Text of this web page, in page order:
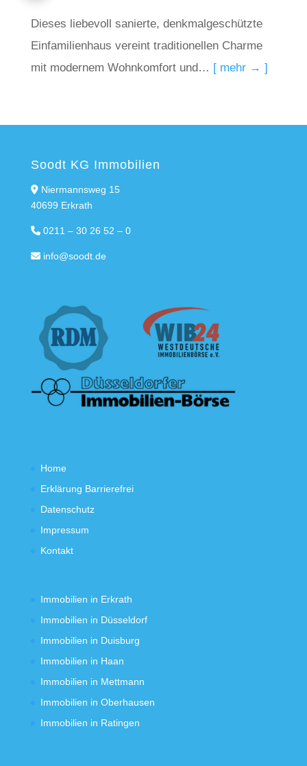
Dieses liebevoll sanierte, denkmalgeschützte
Einfamilienhaus vereint traditionellen Charme
mit modernem Wohnkomfort und… [ mehr → ]
Soodt KG Immobilien
Niermannsweg 15
40699 Erkrath
0211 – 30 26 52 – 0
info@soodt.de
Home
Erklärung Barrierefrei
Datenschutz
Impressum
Kontakt
Immobilien in Erkrath
Immobilien in Düsseldorf
Immobilien in Duisburg
Immobilien in Haan
Immobilien in Mettmann
Immobilien in Oberhausen
Immobilien in Ratingen